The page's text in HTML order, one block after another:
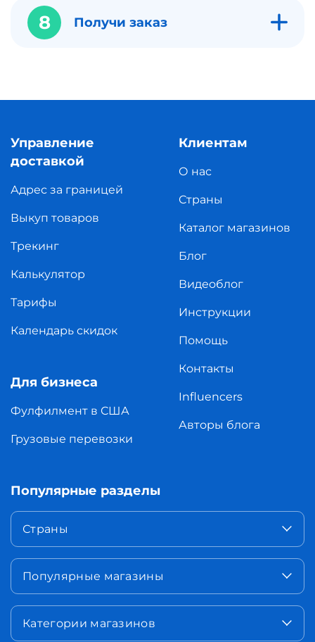
8 Получи заказ
Управление
доставкой
Адрес за границей
Выкуп товаров
Трекинг
Калькулятор
Тарифы
Календарь скидок
Для бизнеса
Фулфилмент в США
Грузовые перевозки
Клиентам
О нас
Страны
Каталог магазинов
Блог
Видеоблог
Инструкции
Помощь
Контакты
Influencers
Авторы блога
Популярные разделы
Страны
Популярные магазины
Категории магазинов